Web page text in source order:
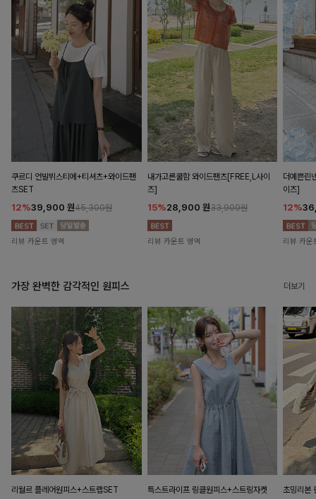
쿠르디 언발뷔스티에+티셔츠+와이드팬
츠SET
12%39,900 원45,300원
리뷰 카운트 영역
내가고른쿨함 와이드팬츠[FREE,L사이
즈]
15%28,900 원33,900원
리뷰 카운트 영역
더예쁜린
이즈]
12%
리뷰 카운
가장 완벽한 감각적인 원피스 더보기
리월르 플레어원피스+스트랩SET
특스트라이프 링클원피스+스트링자켓
초밍리본